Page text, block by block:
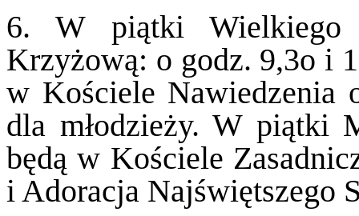
6. W piątki Wielkiego
Krzyżową: o godz. 9,3o i
w Kościele Nawiedzenia
dla młodzieży. W piątki
będą w Kościele
i Adoracja Najświętszego